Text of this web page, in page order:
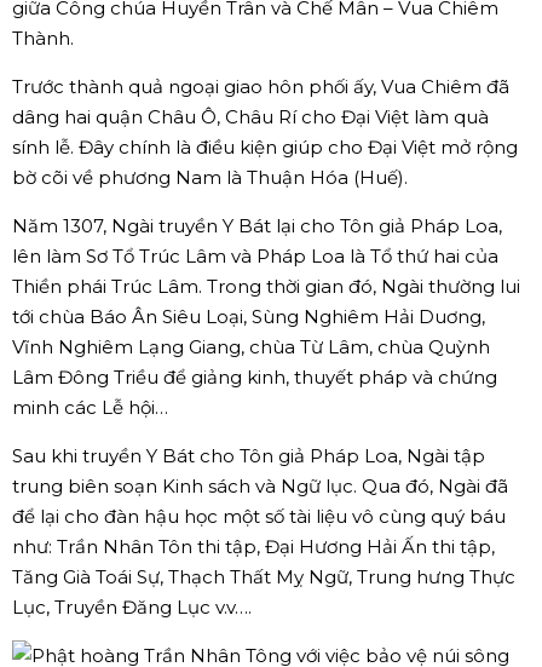
giữa Công chúa Huyền Trân và Chế Mân – Vua Chiêm
Thành.
Trước thành quả ngoại giao hôn phối ấy, Vua Chiêm đã
dâng hai quận Châu Ô, Châu Rí cho Đại Việt làm quà
sính lễ. Đây chính là điều kiện giúp cho Đại Việt mở rộng
bờ cõi về phương Nam là Thuận Hóa (Huế).
Năm 1307, Ngài truyền Y Bát lại cho Tôn giả Pháp Loa,
lên làm Sơ Tổ Trúc Lâm và Pháp Loa là Tổ thứ hai của
Thiền phái Trúc Lâm. Trong thời gian đó, Ngài thường lui
tới chùa Báo Ân Siêu Loại, Sùng Nghiêm Hải Duơng,
Vĩnh Nghiêm Lạng Giang, chùa Từ Lâm, chùa Quỳnh
Lâm Đông Triều để giảng kinh, thuyết pháp và chứng
minh các Lễ hội…
Sau khi truyền Y Bát cho Tôn giả Pháp Loa, Ngài tập
trung biên soạn Kinh sách và Ngữ lục. Qua đó, Ngài đã
để lại cho đàn hậu học một số tài liệu vô cùng quý báu
như: Trần Nhân Tôn thi tập, Đại Hương Hải Ấn thi tập,
Tăng Già Toái Sự, Thạch Thất Mỵ Ngữ, Trung hưng Thực
Lục, Truyền Đăng Lục v.v….